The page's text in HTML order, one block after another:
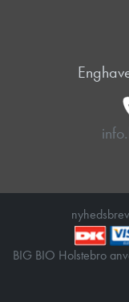
nyhedsbrev
BIG BIO Holstebro